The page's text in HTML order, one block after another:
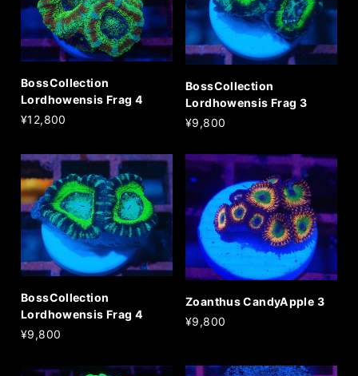
BossCollection
Lordhowensis Frag 4
¥12,800
BossCollection
Lordhowensis Frag 3
¥9,800
BossCollection
Lordhowensis Frag 4
¥9,800
Zoanthus CandyApple 3
¥9,800